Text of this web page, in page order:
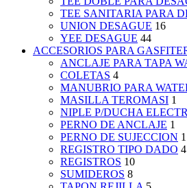
TEE SANITARIA PARA
UNION DESAGUE 16
YEE DESAGUE 44
ACCESORIOS PARA
ANCLAJE PARA TAPA
COLETAS 4
MANUBRIO PARA
MASILLA TEROMASI 1
NIPLE P/DUCHA
PERNO DE ANCLAJE 1
PERNO DE SUJECCION 1
REGISTRO TIPO DADO 4
REGISTROS 10
SUMIDEROS 8